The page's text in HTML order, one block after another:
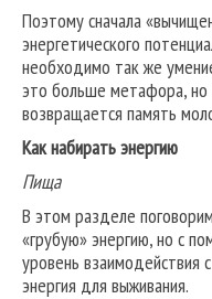
Поэтому сначала
энергетического
необходимо так же
это больше метафора, но
возвращается память
Как набирать энергию
Пища
В этом разделе
«грубую» энергию, но с
уровень взаимодействия
энергия для выживания.